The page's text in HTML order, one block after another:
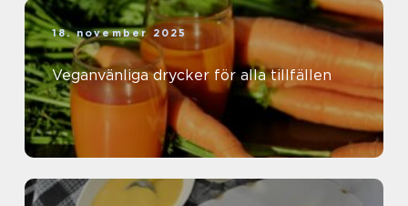
18. november 2025
Veganvänliga drycker för alla tillfällen